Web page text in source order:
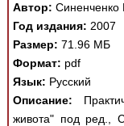
Автор: Синенченко
Год издания: 2007
Размер: 71.96 МБ
Формат: pdf
Язык: Русский
Описание:
живота" под ред.,